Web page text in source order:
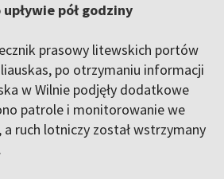
pół godziny
prasowy litewskich portów
po otrzymaniu informacji
w Wilnie podjęły dodatkowe
patrole i monitorowanie we
ruch lotniczy został wstrzymany